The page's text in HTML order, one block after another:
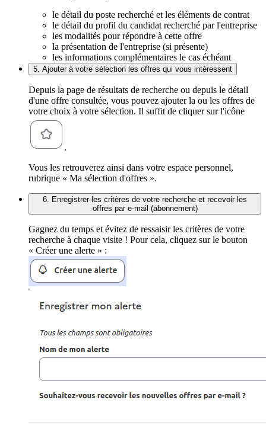
le détail du poste recherché et les éléments de contrat
le détail du profil du candidat recherché par l'entreprise
les modalités pour répondre à cette offre
la présentation de l'entreprise (si présente)
les informations complémentaires le cas échéant
5. Ajouter à votre sélection les offres qui vous intéressent
Depuis la page de résultats de recherche ou depuis le détail
d'une offre consultée, vous pouvez ajouter la ou les offres de
votre choix à votre sélection. Il suffit de cliquer sur l'icône
.
Vous les retrouverez ainsi dans votre espace personnel,
rubrique « Ma sélection d'offres ».
6. Enregistrer les critères de votre recherche et recevoir les
offres par e-mail (abonnement)
Gagnez du temps et évitez de ressaisir les critères de votre
recherche à chaque visite ! Pour cela, cliquez sur le bouton
« Créer une alerte » :